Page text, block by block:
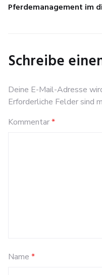
Next
Pferdemanagement im
Schreibe
Deine E-Mail-Adresse
Erforderliche Felder sind
Kommentar*
Name *